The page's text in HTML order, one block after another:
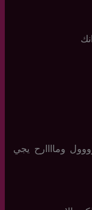
مشغوووول وماااارح يجي